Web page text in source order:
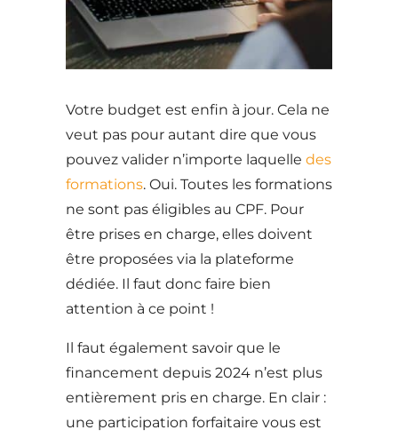
Votre budget est enfin à jour. Cela ne
veut pas pour autant dire que vous
pouvez valider n’importe laquelle des
formations. Oui. Toutes les formations
ne sont pas éligibles au CPF. Pour
être prises en charge, elles doivent
être proposées via la plateforme
dédiée. Il faut donc faire bien
attention à ce point !
Il faut également savoir que le
financement depuis 2024 n’est plus
entièrement pris en charge. En clair :
une participation forfaitaire vous est